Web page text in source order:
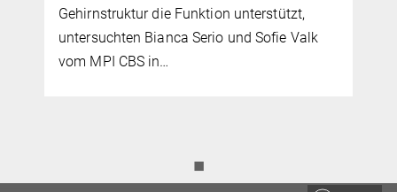
Gehirnstruktur die Funktion unterstützt,
untersuchten Bianca Serio und Sofie Valk
vom MPI CBS in…
◼